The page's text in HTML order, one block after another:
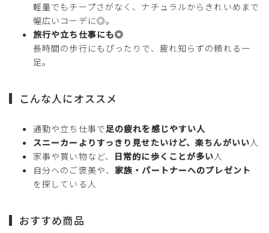
軽量でもチープさがなく、ナチュラルからきれいめまで
幅広いコーデに◎。
旅行や立ち仕事にも◎
長時間の歩行にもぴったりで、疲れ知らずの頼れる一
足。
こんな人にオススメ
通勤や立ち仕事で足の疲れを感じやすい人
スニーカーよりすっきり見せたいけど、楽ちんがいい人
家事や買い物など、 日常的に歩くことが多い人
自分へのご褒美や、家族・パートナーへのプレゼント
を探している人
おすすめ商品